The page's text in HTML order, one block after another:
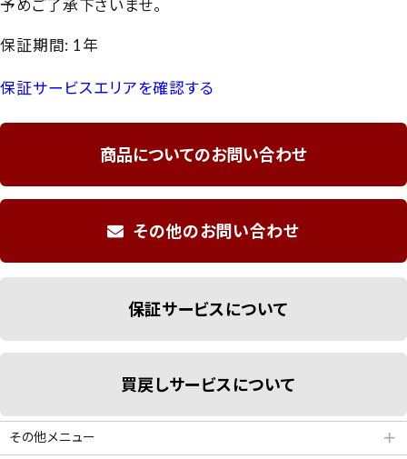
予めご了承下さいませ。
保証期間: 1年
保証サービスエリアを確認する
商品についてのお問い合わせ
その他のお問い合わせ
保証サービスについて
買戻しサービスについて
その他メニュー ＋